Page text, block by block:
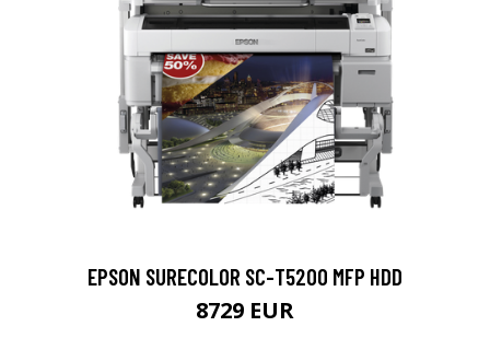
EPSON SURECOLOR SC-T5200 MFP HDD
8729 EUR